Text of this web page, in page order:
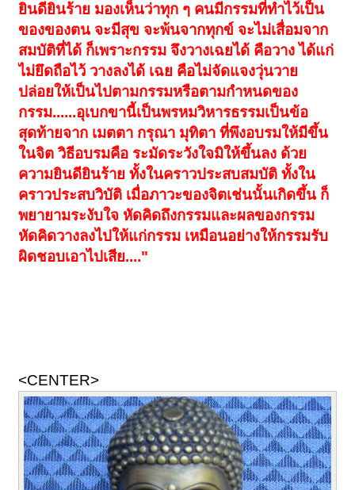
ยินดียินร้าย มองเห็นว่าทุก ๆ คนมีกรรมที่ทำไว้เป็น
ของของตน จะมีสุข จะพ้นจากทุกข์ จะไม่เสื่อมจาก
สมบัติที่ได้ ก็เพราะกรรม จึงวางเฉยได้ คือวาง ได้แก่
ไม่ยึดถือไว้ วางลงได้ เฉย คือไม่จัดแจงวุ่นวาย
ปล่อยให้เป็นไปตามกรรมหรือตามกำหนดของ
กรรม......อุเบกขานี้เป็นพรหมวิหารธรรมเป็นข้อ
สุดท้ายจาก เมตตา กรุณา มุทิตา ที่พึงอบรมให้มีขึ้น
ในจิต วิธีอบรมคือ ระมัดระวังใจมิให้ขึ้นลง ด้วย
ความยินดียินร้าย ทั้งในคราวประสบสมบัติ ทั้งใน
คราวประสบวิบัติ เมื่อภาวะของจิตเช่นนั้นเกิดขึ้น ก็
พยายามระงับใจ หัดคิดถึงกรรมและผลของกรรม
หัดคิดวางลงไปให้แก่กรรม เหมือนอย่างให้กรรมรับ
ผิดชอบเอาไปเสีย...."
<CENTER>